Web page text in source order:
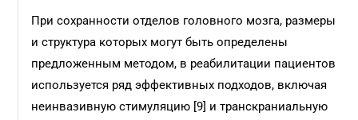
При сохранности отделов головного мозга, размеры
и структура которых могут быть определены
предложенным методом, в реабилитации пациентов
используется ряд эффективных подходов, включая
неинвазивную стимуляцию [9] и транскраниальную